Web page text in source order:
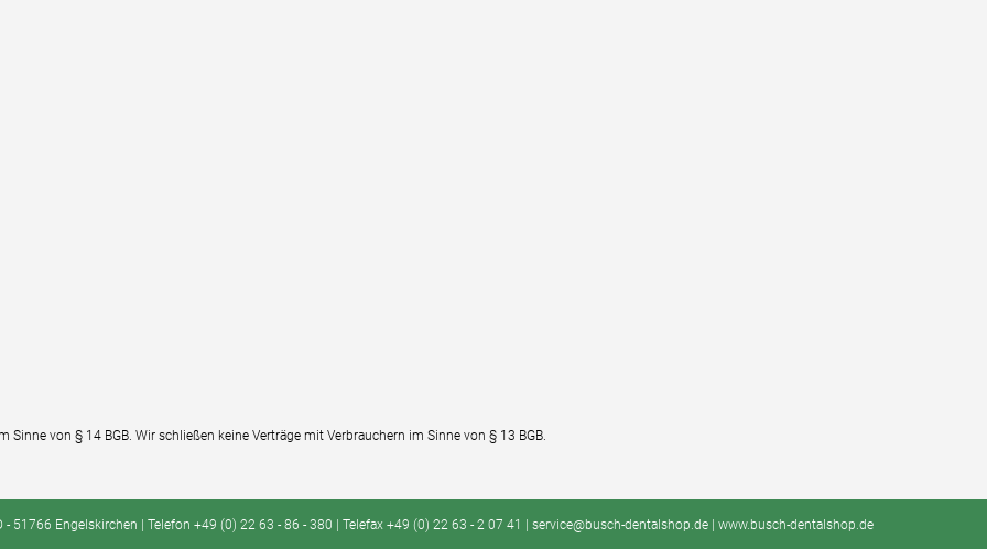
von § 14 BGB. Wir schließen keine Verträge mit Verbrauchern im Sinne von § 13 BGB.
- 51766 Engelskirchen | Telefon +49 (0) 22 63 - 86 - 380 | Telefax +49 (0) 22 63 - 2 07 41 | service@busch-dentalshop.de | www.busch-dentalshop.de